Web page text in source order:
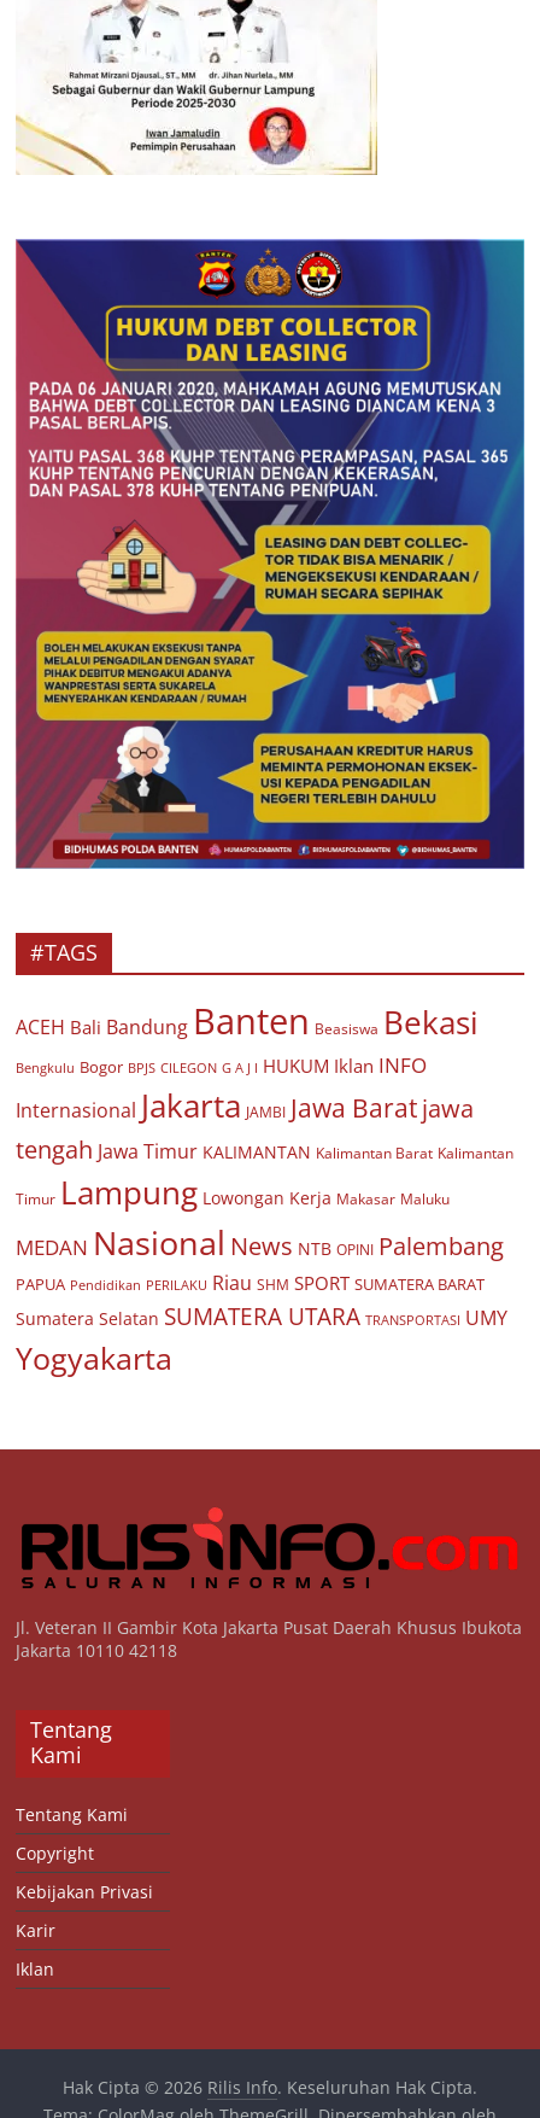
#TAGS
ACEH Bali Bandung Banten Beasiswa Bekasi
Bengkulu Bogor BPJS CILEGON G A J I HUKUM Iklan INFO
Internasional Jakarta JAMBI Jawa Baratjawa
tengah Jawa Timur KALIMANTAN Kalimantan Barat Kalimantan
Timur Lampung Lowongan Kerja Makasar Maluku
MEDAN Nasional News NTB OPINI Palembang
PAPUA Pendidikan PERILAKU Riau SHM SPORT SUMATERA BARAT
Sumatera Selatan SUMATERA UTARA TRANSPORTASI UMY
Yogyakarta
Jl. Veteran II Gambir Kota Jakarta Pusat Daerah Khusus Ibukota
Jakarta 10110 42118
Tentang
Kami
Tentang Kami
Copyright
Kebijakan Privasi
Karir
Iklan
Hak Cipta © 2026 Rilis Info. Keseluruhan Hak Cipta.